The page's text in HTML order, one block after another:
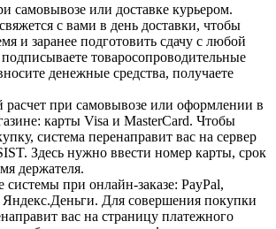
самовывозе или доставке курьером.
с вами в день доставки, чтобы
и заранее подготовить сдачу с любой
товаросопроводительные
денежные средства, получаете
расчет при самовывозе или оформлении в
карты Visa и MasterCard. Чтобы
система перенаправит вас на сервер
Здесь нужно ввести номер карты, срок
держателя.
при онлайн-заказе: PayPal,
Для совершения покупки
вас на страницу платежного